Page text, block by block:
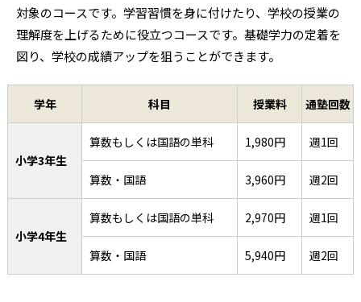
対象のコースです。学習習慣を身に付けたり、学校の授業の
理解度を上げるために役立つコースです。基礎学力の定着を
図り、学校の成績アップを狙うことができます。
学年 科目 授業料 通塾回数
小学3年生
算数もしくは国語の単科 1,980円 週1回
算数・国語 3,960円 週2回
小学4年生
算数もしくは国語の単科 2,970円 週1回
算数・国語 5,940円 週2回